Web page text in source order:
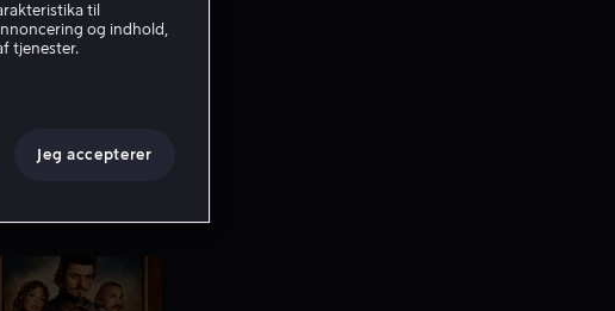
til
og indhold,
tjenester.
Jeg accepterer